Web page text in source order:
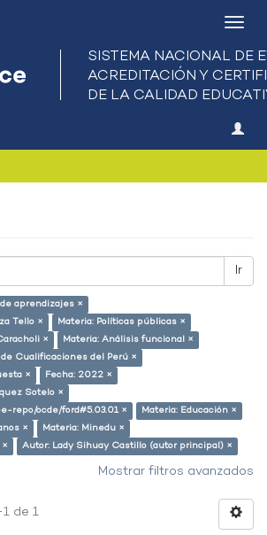
Ir
aprendizajes ×
Tello ×
Materia: Políticas públicas ×
×
Materia: Análisis funcional ×
Cualificaciones del Perú ×
×
Fecha: 2022 ×
Sotelo ×
repo/ocde/ford#5.03.01 ×
Materia: Educación ×
×
Materia: Minedu ×
Autor: Lady Sihuay Castillo (autor principal) ×
Mostrar filtros avanzados
de 1